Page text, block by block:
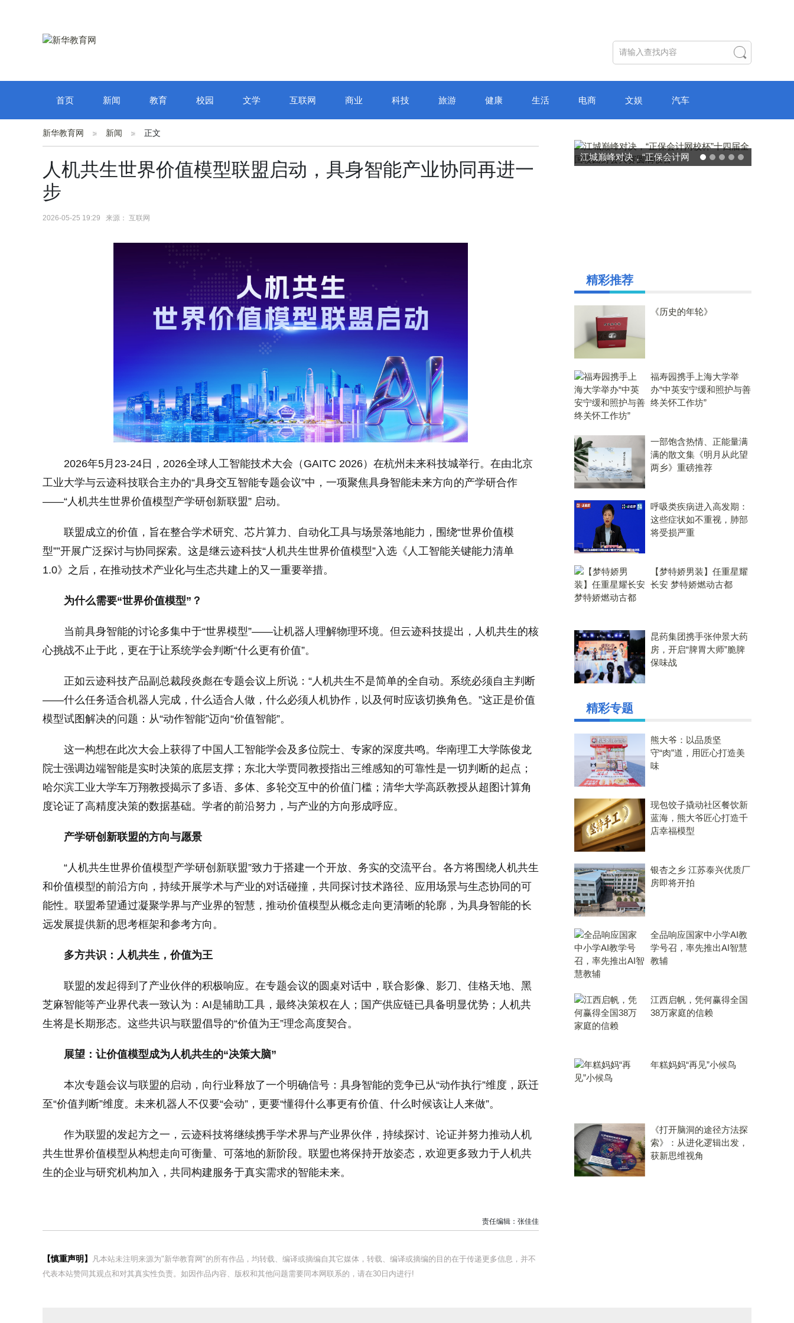
首页 新闻 教育 校园 文学 互联网 商业 科技 旅游 健康 生活 电商 文娱 汽车
新华教育网 新闻 正文
人机共生世界价值模型联盟启动，具身智能产业协同再进一
步
2026-05-25 19:29 来源： 互联网
2026年5月23-24日，2026全球人工智能技术大会（GAITC 2026）在杭州未来科技城举行。在由北京
工业大学与云迹科技联合主办的“具身交互智能专题会议”中，一项聚焦具身智能未来方向的产学研合作
——“人机共生世界价值模型产学研创新联盟” 启动。
联盟成立的价值，旨在整合学术研究、芯片算力、自动化工具与场景落地能力，围绕“世界价值模
型””开展广泛探讨与协同探索。这是继云迹科技“人机共生世界价值模型”入选《人工智能关键能力清单
1.0》之后，在推动技术产业化与生态共建上的又一重要举措。
为什么需要“世界价值模型” ？
当前具身智能的讨论多集中于“世界模型”——让机器人理解物理环境。但云迹科技提出，人机共生的核
心挑战不止于此，更在于让系统学会判断“什么更有价值”。
正如云迹科技产品副总裁段炎彪在专题会议上所说：“人机共生不是简单的全自动。系统必须自主判断
——什么任务适合机器人完成，什么适合人做，什么必须人机协作，以及何时应该切换角色。”这正是价值
模型试图解决的问题：从“动作智能”迈向“价值智能”。
这一构想在此次大会上获得了中国人工智能学会及多位院士、专家的深度共鸣。华南理工大学陈俊龙
院士强调边端智能是实时决策的底层支撑；东北大学贾同教授指出三维感知的可靠性是一切判断的起点；
哈尔滨工业大学车万翔教授揭示了多语、多体、多轮交互中的价值门槛；清华大学高跃教授从超图计算角
度论证了高精度决策的数据基础。学者的前沿努力，与产业的方向形成呼应。
产学研创新联盟的方向与愿景
“人机共生世界价值模型产学研创新联盟”致力于搭建一个开放、务实的交流平台。各方将围绕人机共生
和价值模型的前沿方向，持续开展学术与产业的对话碰撞，共同探讨技术路径、应用场景与生态协同的可
能性。联盟希望通过凝聚学界与产业界的智慧，推动价值模型从概念走向更清晰的轮廓，为具身智能的长
远发展提供新的思考框架和参考方向。
多方共识：人机共生，价值为王
联盟的发起得到了产业伙伴的积极响应。在专题会议的圆桌对话中，联合影像、影刀、佳格天地、黑
芝麻智能等产业界代表一致认为：AI是辅助工具，最终决策权在人；国产供应链已具备明显优势；人机共
生将是长期形态。这些共识与联盟倡导的“价值为王”理念高度契合。
展望：让价值模型成为人机共生的“决策大脑”
本次专题会议与联盟的启动，向行业释放了一个明确信号：具身智能的竞争已从“动作执行”维度，跃迁
至“价值判断”维度。未来机器人不仅要“会动”，更要“懂得什么事更有价值、什么时候该让人来做”。
作为联盟的发起方之一，云迹科技将继续携手学术界与产业界伙伴，持续探讨、论证并努力推动人机
共生世界价值模型从构想走向可衡量、可落地的新阶段。联盟也将保持开放姿态，欢迎更多致力于人机共
生的企业与研究机构加入，共同构建服务于真实需求的智能未来。
责任编辑：张佳佳
【慎重声明】
凡本站未注明来源为"新华教育网"的所有作品，均转载、编译或摘编自其它媒体，转载、编译或摘编的目的在于传递更多信息，并不
代表本站赞同其观点和对其真实性负责。如因作品内容、版权和其他问题需要同本网联系的，请在30日内进行!
江城巅峰对决，“正保会计网
精彩推荐
《历史的年轮》
福寿园携手上海大学举
办“中英安宁缓和照护与善
终关怀工作坊”
一部饱含热情、正能量满
满的散文集《明月从此望
两乡》重磅推荐
呼吸类疾病进入高发期：
这些症状如不重视，肺部
将受损严重
【梦特娇男装】任重星耀
长安 梦特娇燃动古都
昆药集团携手张仲景大药
房，开启“脾胃大师”脆脾
保味战
精彩专题
熊大爷：以品质坚
守“肉”道，用匠心打造美
味
现包饺子撬动社区餐饮新
蓝海，熊大爷匠心打造千
店幸福模型
银杏之乡 江苏泰兴优质厂
房即将开拍
全品响应国家中小学AI教
学号召，率先推出AI智慧
教辅
江西启帆，凭何赢得全国
38万家庭的信赖
年糕妈妈“再见”小候鸟
《打开脑洞的途径方法探
索》：从进化逻辑出发，
获新思维视角